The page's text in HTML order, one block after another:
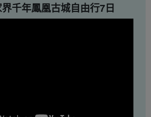
千年鳳凰古城自由行7日